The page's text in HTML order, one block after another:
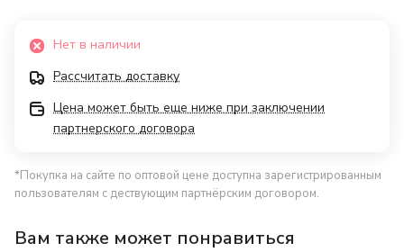
Нет в наличии
Рассчитать доставку
Цена может быть еще ниже при заключении
партнерского договора
*Покупка на сайте по оптовой цене доступна зарегистрированным
пользователям с дествующим партнёрским договором.
Вам также может понравиться